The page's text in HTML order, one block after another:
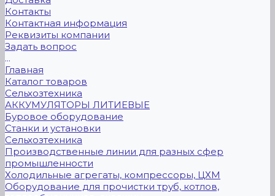
Контакты
Контактная информация
Реквизиты компании
Задать вопрос
...
Главная
Каталог товаров
Сельхозтехника
АККУМУЛЯТОРЫ ЛИТИЕВЫЕ
Буровое оборудование
Станки и установки
Сельхозтехника
Производственные линии для разных сфер
промышленности
Холодильные агрегаты, компрессоры, ЦХМ
Оборудование для прочистки труб, котлов,